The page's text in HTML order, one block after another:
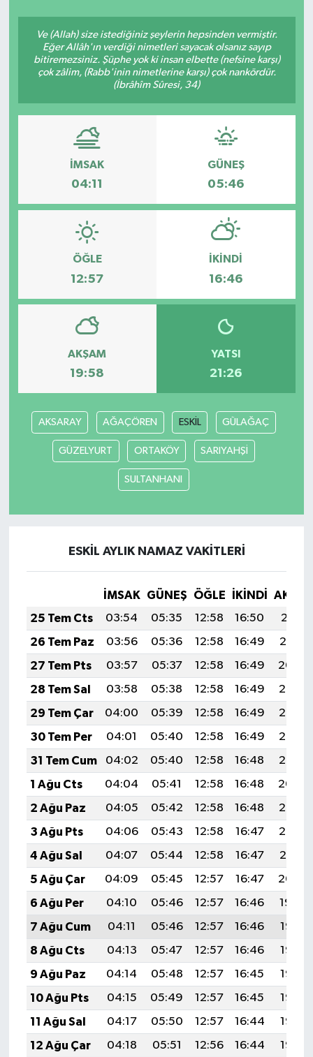
Ve (Allah) size istediğiniz şeylerin hepsinden vermiştir.
Eğer Allâh'ın verdiği nimetleri sayacak olsanız sayıp
bitiremezsiniz. Şüphe yok ki insan elbette (nefsine karşı)
çok zâlim, (Rabb'inin nimetlerine karşı) çok nankördür.
(İbrâhîm Sûresi, 34)
İMSAK
04:11
GÜNEŞ
05:46
ÖĞLE
12:57
İKINDI
16:46
AKŞAM
19:58
YATSI
21:26
AKSARAY AĞAÇÖREN ESKİL GÜLAĞAÇ
GÜZELYURT ORTAKÖY SARIYAHŞİ
SULTANHANI
ESKİL AYLIK NAMAZ VAKITLERI
İMSAK GÜNEŞ ÖĞLE İKINDI
25 Tem Cts
03:54 05:35 12:58 16:50
20:11
26 Tem Paz
03:56 05:36 12:58 16:49
20:10
27 Tem Pts
03:57 05:37 12:58 16:49
20:09
28 Tem Sal
03:58 05:38 12:58 16:49
20:08
29 Tem Çar
04:00 05:39 12:58 16:49
20:07
30 Tem Per
04:01 05:40 12:58 16:49
20:06
31 Tem Cum
04:02 05:40 12:58 16:48
20:05
1 Ağu Cts
04:04 05:41 12:58 16:48
20:04
2 Ağu Paz
04:05 05:42 12:58 16:48
20:03
3 Ağu Pts
04:06 05:43 12:58 16:47
20:02
4 Ağu Sal
04:07 05:44 12:58 16:47
20:01
5 Ağu Çar
04:09 05:45 12:57 16:47
20:00
6 Ağu Per
04:10 05:46 12:57 16:46
19:59
7 Ağu Cum
04:11 05:46 12:57 16:46
19:58
8 Ağu Cts
04:13 05:47 12:57 16:46
19:57
9 Ağu Paz
04:14 05:48 12:57 16:45
19:56
10 Ağu Pts
04:15 05:49 12:57 16:45
19:55
11 Ağu Sal
04:17 05:50 12:57 16:44
19:53
12 Ağu Çar
04:18 05:51 12:56 16:44
19:52
Spor
Türkiye